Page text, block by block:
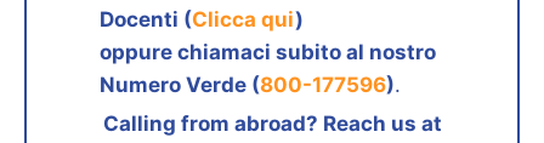
Docenti (Clicca qui)
oppure chiamaci subito al nostro
Numero Verde (800-177596).
Calling from abroad? Reach us at